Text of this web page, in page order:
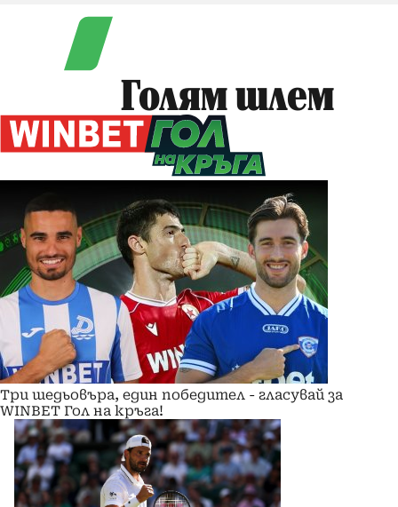
Голям шлем
Три шедьовъра, един победител - гласувай за
WINBET Гол на кръга!